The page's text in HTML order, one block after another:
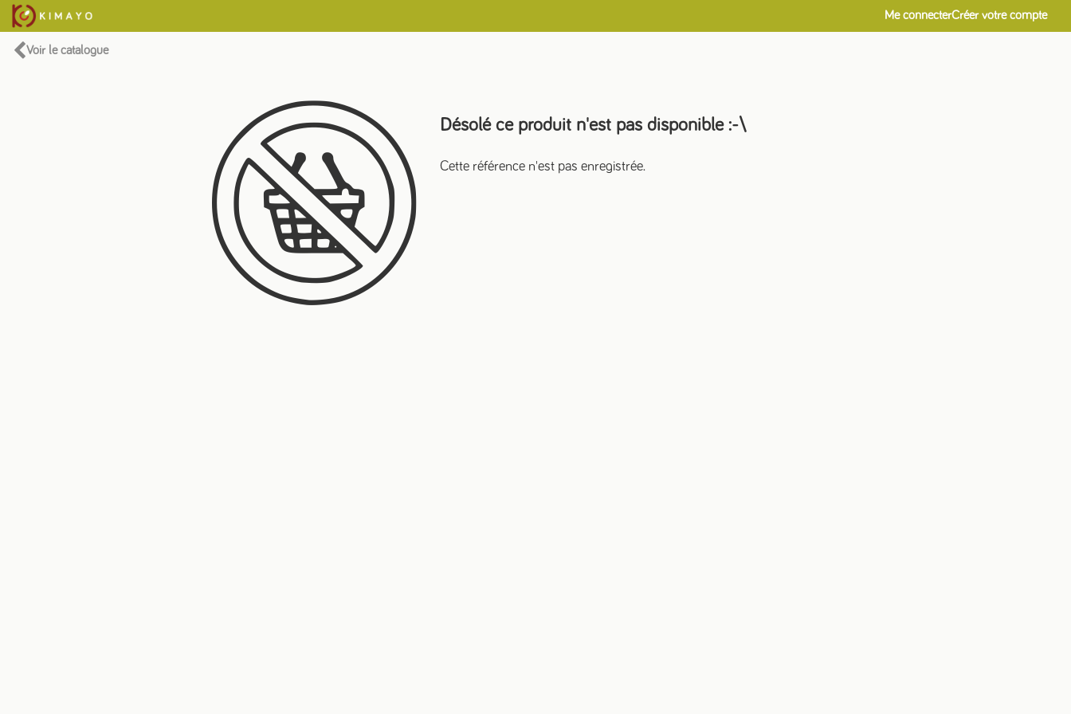
Me connecterCréer votre compte
Voir le catalogue
Désolé ce produit n'est pas disponible :-\
Cette référence n'est pas enregistrée.